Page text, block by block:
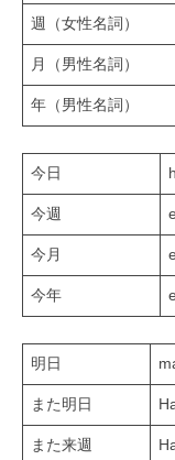
週（女性名詞）
月（男性名詞）
年（男性名詞）
今日
今週
今月
今年
明日
また明日
また来週